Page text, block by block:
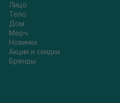
Лицо
Тело
Дом
Мерч
Новинки
Акции и скидки
Бренды